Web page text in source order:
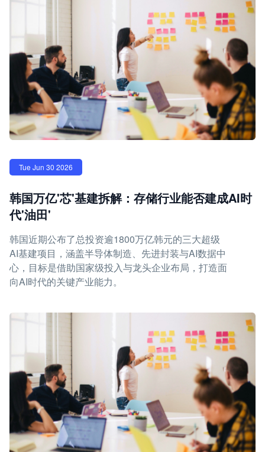
Tue Jun 30 2026
韩国万亿'芯'基建拆解：存储行业能否建成AI时
代'油田'
韩国近期公布了总投资逾1800万亿韩元的三大超级
AI基建项目，涵盖半导体制造、先进封装与AI数据中
心，目标是借助国家级投入与龙头企业布局，打造面
向AI时代的关键产业能力。